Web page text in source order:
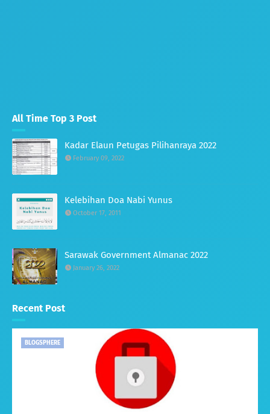
All Time Top 3 Post
Kadar Elaun Petugas Pilihanraya 2022
February 09, 2022
Kelebihan Doa Nabi Yunus
October 17, 2011
Sarawak Government Almanac 2022
January 26, 2022
Recent Post
BLOGSPHERE